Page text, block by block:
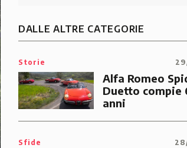
DALLE ALTRE CATEGORIE
Storie
Alfa Romeo
Duetto compie
anni
Sfide